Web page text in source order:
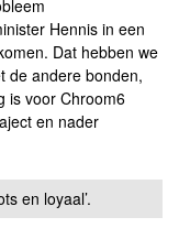
Hennis in een
Dat hebben we
de andere bonden,
is voor Chroom6
en nader
en loyaal’.